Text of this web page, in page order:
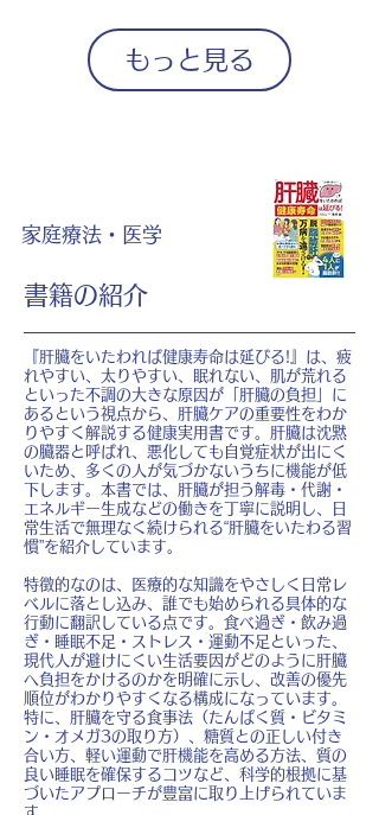
もっと見る
家庭療法・医学
書籍の紹介
『肝臓をいたわれば健康寿命は延びる!』は、疲
れやすい、太りやすい、眠れない、肌が荒れる
といった不調の大きな原因が「肝臓の負担」に
あるという視点から、肝臓ケアの重要性をわか
りやすく解説する健康実用書です。肝臓は沈黙
の臓器と呼ばれ、悪化しても自覚症状が出にく
いため、多くの人が気づかないうちに機能が低
下します。本書では、肝臓が担う解毒・代謝・
エネルギー生成などの働きを丁寧に説明し、日
常生活で無理なく続けられる“肝臓をいたわる習
慣”を紹介しています。
特徴的なのは、医療的な知識をやさしく日常レ
ベルに落とし込み、誰でも始められる具体的な
行動に翻訳している点です。食べ過ぎ・飲み過
ぎ・睡眠不足・ストレス・運動不足といった、
現代人が避けにくい生活要因がどのように肝臓
へ負担をかけるのかを明確に示し、改善の優先
順位がわかりやすくなる構成になっています。
特に、肝臓を守る食事法（たんぱく質・ビタミ
ン・オメガ3の取り方）、糖質との正しい付き
合い方、軽い運動で肝機能を高める方法、質の
良い睡眠を確保するコツなど、科学的根拠に基
づいたアプローチが豊富に取り上げられていま